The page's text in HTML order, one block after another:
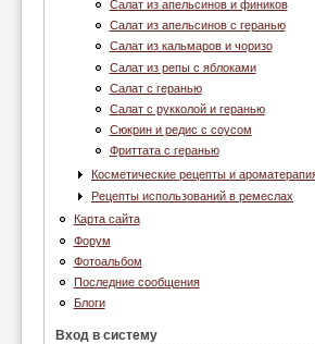
Салат из апельсинов и фиников
Салат из апельсинов с геранью
Салат из кальмаров и чоризо
Салат из репы с яблоками
Салат с геранью
Салат с рукколой и геранью
Сюкрин и редис с соусом
Фриттата с геранью
Косметические рецепты и
Рецепты использований в ремеслах
Карта сайта
Форум
Фотоальбом
Последние сообщения
Блоги
Вход в систему